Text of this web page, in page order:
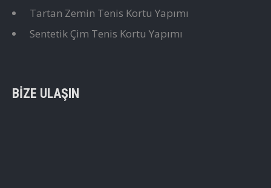
Tartan Zemin Tenis Kortu Yapımı
Sentetik Çim Tenis Kortu Yapımı
BIZE ULAŞIN